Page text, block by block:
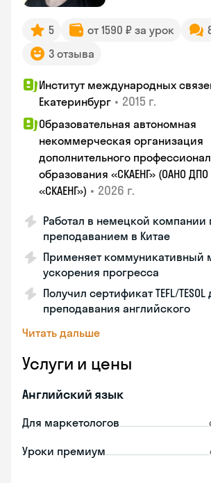
5 от 1590 ₽ за урок
3 отзыва
Институт международных
Екатеринбург • 2015 г.
Образовательная автономная
некоммерческая организация
дополнительного
образования «СКАЕНГ» (ОАНО ДПО
«СКАЕНГ») • 2026 г.
Работал в немецкой компании
преподаванием в Китае
Применяет коммуникативный
ускорения прогресса
Получил сертификат TEFL/TESOL
преподавания английского
Читать дальше
Услуги и цены
Английский язык
Для маркетологов
Уроки премиум